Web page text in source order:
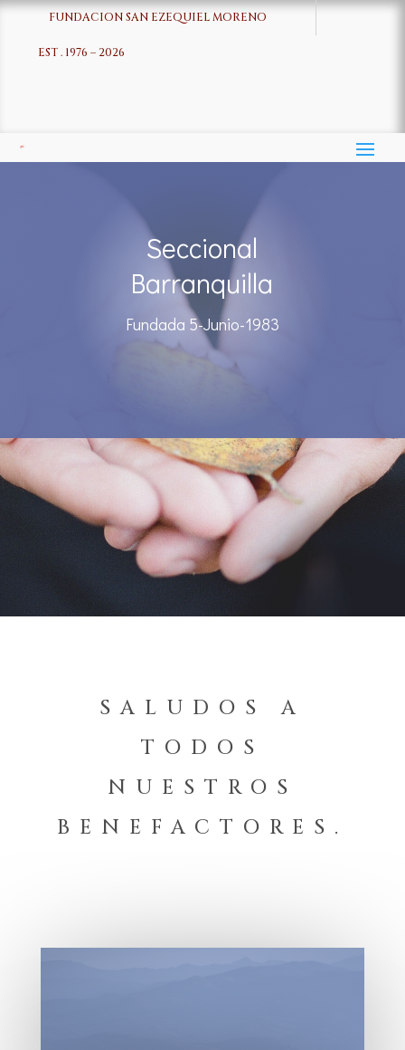
FUNDACION SAN EZEQUIEL MORENO
EST . 1976 – 2026
Seccional
Barranquilla
Fundada 5-Junio-1983
SALUDOS A
TODOS
NUESTROS
BENEFACTORES.